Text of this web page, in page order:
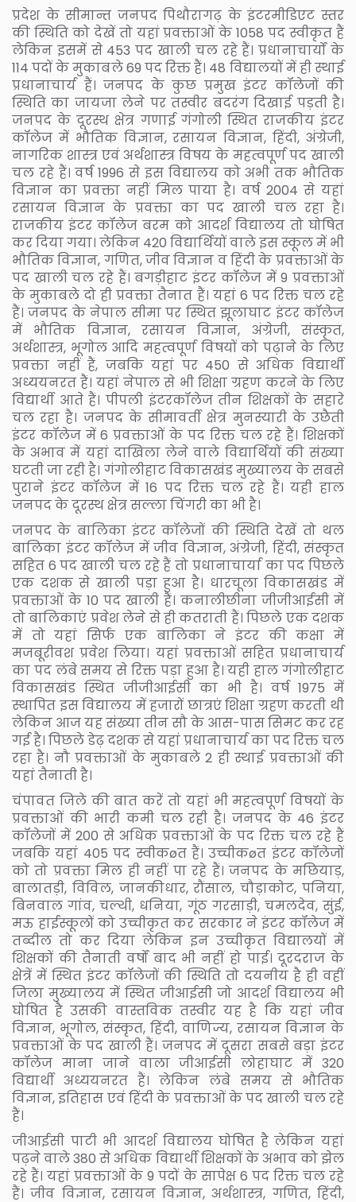
प्रदेश के सीमान्त जनपद पिथौरागढ़ के इंटरमीडिएट स्तर
की स्थिति को देखें तो यहां प्रवक्ताओं के 1058 पद स्वीकृत हैं
लेकिन इसमें से 453 पद खाली चल रहे हैं। प्रधानाचार्यों के
114 पदों के मुकाबले 69 पद रिक्त हैं। 48 विद्यालयों में ही स्थाई
प्रधानाचार्य हैं। जनपद के कुछ प्रमुख इंटर कॉलेजों की
स्थिति का जायजा लेने पर तस्वीर बदरंग दिखाई पड़ती है।
जनपद के दूरस्थ क्षेत्र गणाई गंगोली स्थित राजकीय इंटर
कॉलेज में भौतिक विज्ञान, रसायन विज्ञान, हिंदी, अंग्रेजी,
नागरिक शास्त्र एवं अर्थशास्त्र विषय के महत्वपूर्ण पद खाली
चल रहे हैं। वर्ष 1996 से इस विद्यालय को अभी तक भौतिक
विज्ञान का प्रवक्ता नहीं मिल पाया है। वर्ष 2004 से यहां
रसायन विज्ञान के प्रवक्ता का पद खाली चल रहा है।
राजकीय इंटर कॉलेज बरम को आदर्श विद्यालय तो घोषित
कर दिया गया। लेकिन 420 विद्यार्थियों वाले इस स्कूल में भी
भौतिक विज्ञान, गणित, जीव विज्ञान व हिंदी के प्रवक्ताओं के
पद खाली चल रहे हैं। बगड़ीहाट इंटर कॉलेज में 9 प्रवक्ताओं
के मुकाबले दो ही प्रवक्ता तैनात हैं। यहां 6 पद रिक्त चल रहे
हैं। जनपद के नेपाल सीमा पर स्थित झूलाघाट इंटर कॉलेज
में भौतिक विज्ञान, रसायन विज्ञान, अंग्रेजी, संस्कृत,
अर्थशास्त्र, भूगोल आदि महत्वपूर्ण विषयों को पढ़ाने के लिए
प्रवक्ता नहीं हैं, जबकि यहां पर 450 से अधिक विद्यार्थी
अध्ययनरत हैं। यहां नेपाल से भी शिक्षा ग्रहण करने के लिए
विद्यार्थी आते हैं। पीपली इंटरकॉलेज तीन शिक्षकों के सहारे
चल रहा है। जनपद के सीमावर्ती क्षेत्र मुनस्यारी के उछैती
इंटर कॉलेज में 6 प्रवक्ताओं के पद रिक्त चल रहे हैं। शिक्षकों
के अभाव में यहां दाखिला लेने वाले विद्यार्थियों की संख्या
घटती जा रही है। गंगोलीहाट विकासखंड मुख्यालय के सबसे
पुराने इंटर कॉलेज में 16 पद रिक्त चल रहे हैं। यही हाल
जनपद के दूरस्थ क्षेत्र सल्ला चिंगरी का भी है।
जनपद के बालिका इंटर कॉलेजों की स्थिति देखें तो थल
बालिका इंटर कॉलेज में जीव विज्ञान, अंग्रेजी, हिंदी, संस्कृत
सहित 6 पद खाली चल रहे हैं तो प्रधानाचार्या का पद पिछले
एक दशक से खाली पड़ा हुआ है। धारचूला विकासखंड में
प्रवक्ताओं के 10 पद खाली हैं। कनालीछीना जीजीआईसी में
तो बालिकाएं प्रवेश लेने से ही कतराती हैं। पिछले एक दशक
में तो यहां सिर्फ एक बालिका ने इंटर की कक्षा में
मजबूरीवश प्रवेश लिया। यहां प्रवक्ताओं सहित प्रधानाचार्य
का पद लंबे समय से रिक्त पड़ा हुआ है। यही हाल गंगोलीहाट
विकासखंड स्थित जीजीआईसी का भी है। वर्ष 1975 में
स्थापित इस विद्यालय में हजारों छात्रएं शिक्षा ग्रहण करती थी
लेकिन आज यह संख्या तीन सौ के आस-पास सिमट कर रह
गई है। पिछले डेढ़ दशक से यहां प्रधानाचार्य का पद रिक्त चल
रहा है। नौ प्रवक्ताओं के मुकाबले 2 ही स्थाई प्रवक्ताओं की
यहां तैनाती है।
चंपावत जिले की बात करें तो यहां भी महत्वपूर्ण विषयों के
प्रवक्ताओं की भारी कमी चल रही है। जनपद के 46 इंटर
कॉलेजों में 200 से अधिक प्रवक्ताओं के पद रिक्त चल रहे हैं
जबकि यहां 405 पद स्वीकøत हैं। उच्चीकøत इंटर कॉलेजों
को तो प्रवक्ता मिल ही नहीं पा रहे हैं। जनपद के मछियाड़,
बालातड़ी, विविल, जानकीधार, रौंसाल, चौड़ाकोट, पनिया,
बिनवाल गांव, चल्थी, धनिया, गूंठ गरसाड़ी, चमलदेव, सुंई,
मऊ हाईस्कूलों को उच्चीकृत कर सरकार ने इंटर कॉलेज में
तब्दील तो कर दिया लेकिन इन उच्चीकृत विद्यालयों में
शिक्षकों की तैनाती वर्षों बाद भी नहीं हो पाई। दूरदराज के
क्षेत्रें में स्थित इंटर कॉलेजों की स्थिति तो दयनीय है ही वहीं
जिला मुख्यालय में स्थित जीआईसी जो आदर्श विद्यालय भी
घोषित है उसकी वास्तविक तस्वीर यह है कि यहां जीव
विज्ञान, भूगोल, संस्कृत, हिंदी, वाणिज्य, रसायन विज्ञान के
प्रवक्ताओं के पद खाली हैं। जनपद में दूसरा सबसे बड़ा इंटर
कॉलेज माना जाने वाला जीआईसी लोहाघाट में 320
विद्यार्थी अध्ययनरत हैं। लेकिन लंबे समय से भौतिक
विज्ञान, इतिहास एवं हिंदी के प्रवक्ताओं के पद खाली चल रहे
हैं।
जीआईसी पाटी भी आदर्श विद्यालय घोषित है लेकिन यहां
पढ़ने वाले 380 से अधिक विद्यार्थी शिक्षकों के अभाव को झेल
रहे हैं। यहां प्रवक्ताओं के 9 पदों के सापेक्ष 6 पद रिक्त चल रहे
हैं। जीव विज्ञान, रसायन विज्ञान, अर्थशास्त्र, गणित, हिंदी,